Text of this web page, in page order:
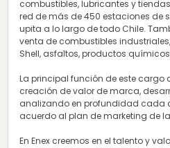
combustibles, lubricantes y
red de más de 450 estaciones de
upita a lo largo de todo Chile.
venta de combustibles
Shell, asfaltos, productos
La principal función de este cargo
creación de valor de marca,
analizando en profundidad cada
acuerdo al plan de marketing de
En Enex creemos en el talento y